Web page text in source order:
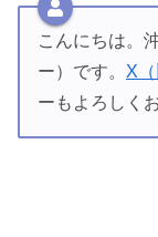
こんにちは。
ー）です。 X（
ーもよろしく